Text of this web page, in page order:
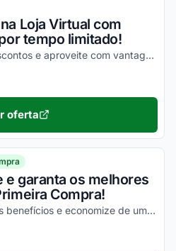
Loja Virtual com
tempo limitado!
Desfrute dos melhores descontos e aproveite com vantagens incríveis!
oferta
e garanta os melhores
Compra!
Aproveite com os melhores benefícios e economize de uma forma simples na compra de todos os seus produtos!